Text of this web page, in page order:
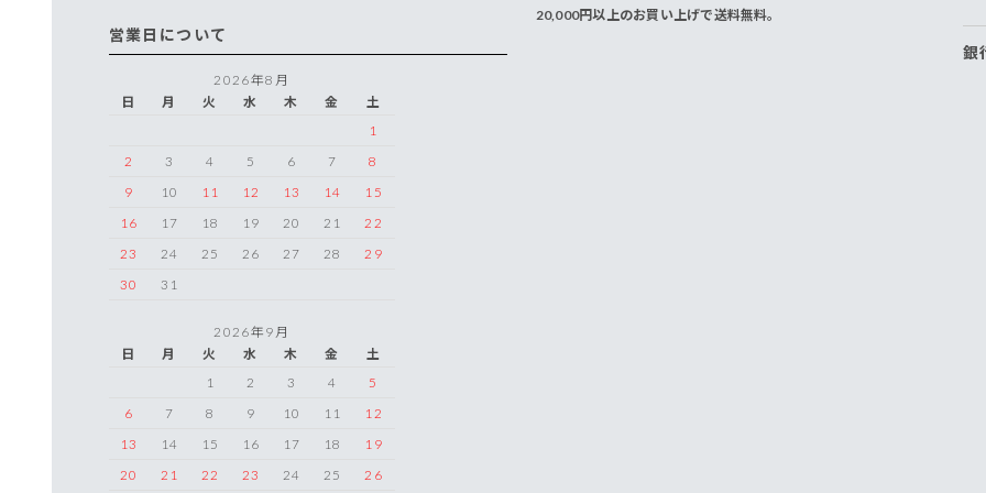
20,000円以上のお買い上げで送料無料。
銀
営業日について
2026年8月
日
月 火 水 木 金
土
1
2
3 4 5 6 7
8
9
10 11 12 13 14
15
16
17 18 19 20 21
22
23
24 25 26 27 28
29
30
31
2026年9月
日
月 火 水 木 金
土
1
2 3 4
5
6
7 8 9 10 11
12
13
14 15 16 17 18
19
20
21 22 23 24 25 26